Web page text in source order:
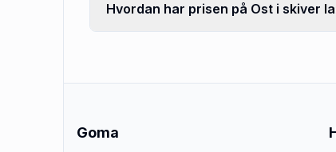
Hvordan har prisen på Ost i skiver
Goma